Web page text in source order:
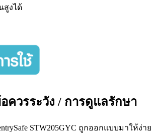
สูงได้
ควรระวัง / การดูแลรักษา
STW205GYC ถูกออกแบบมาให้ง่าย